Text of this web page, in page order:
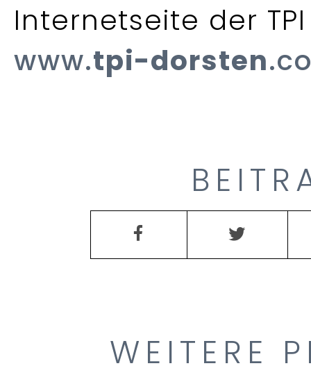
Internetseite der TPI
www.tpi-dorsten
WEITERE